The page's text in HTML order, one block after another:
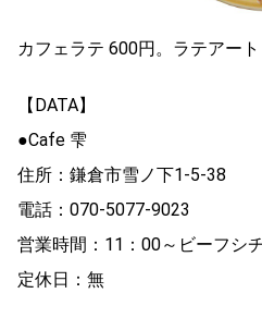
カフェラテ 600円。ラテアー
【DATA】
●Cafe 雫
住所：鎌倉市雪ノ下1-5-38
電話：070-5077-9023
営業時間：11：00～ビーフシ
定休日：無